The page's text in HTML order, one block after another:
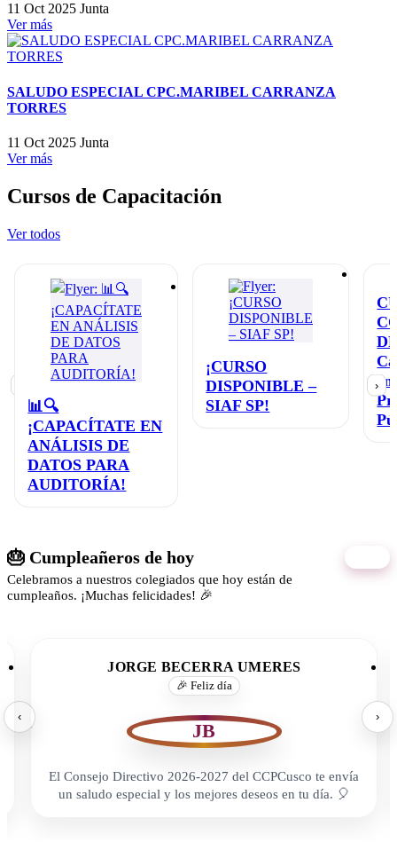
11 Oct 2025 Junta
Ver más
SALUDO ESPECIAL CPC.MARIBEL CARRANZA
TORRES
11 Oct 2025 Junta
Ver más
Cursos de Capacitación
Ver todos
📊🔍
¡CAPACÍTATE EN
ANÁLISIS DE
DATOS PARA
AUDITORÍA!
¡CURSO
DISPONIBLE –
SIAF SP!
en
›
🎂 Cumpleañeros de hoy
Celebramos a nuestros colegiados que hoy están de
cumpleaños. ¡Muchas felicidades! 🎉
‹
JORGE BECERRA UMERES
🎉 Feliz día
JB
El Consejo Directivo 2026-2027 del CCPCusco te envía
un saludo especial y los mejores deseos en tu día. 🎈
›